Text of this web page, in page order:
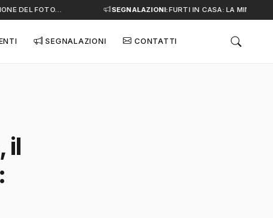
DEL FOTO… SEGNALAZIONI:FURTI IN CASA: LA MINACCIA
SEGNALAZIONI CONTATTI
il